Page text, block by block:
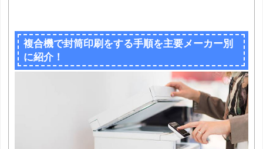
複合機で封筒印刷をする手順を主要メーカー別
に紹介！